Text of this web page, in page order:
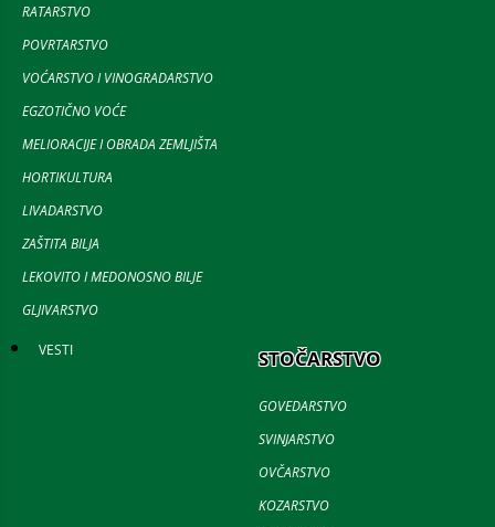
RATARSTVO
POVRTARSTVO
VOĆARSTVO I VINOGRADARSTVO
EGZOTIČNO VOĆE
MELIORACIJE I OBRADA ZEMLJIŠTA
HORTIKULTURA
LIVADARSTVO
ZAŠTITA BILJA
LEKOVITO I MEDONOSNO BILJE
GLJIVARSTVO
VESTI STOČARSTVO
GOVEDARSTVO
SVINJARSTVO
OVČARSTVO
KOZARSTVO